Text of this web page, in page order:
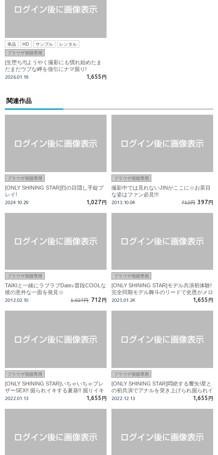
単品 HD サンプル
レンタル
ブラウザ視聴専用
[生堕ち!!]ようやく撮影にも慣れ始めたま
だまだウブな岬を強引にナマ掘り!
2026.01.19 1,655 円
関連作品
ブラウザ視聴専用
[ONLY SHINING STAR]烈の目隠し手錠プ
レイ!
2024.10.29 1,027 円
ブラウザ視聴専用
撮影中では見れないJINがここに☆お茶目
な姿はファン必見!!!
2013.10.04 712円 397 円
ブラウザ視聴専用
TAIKIと一緒にラブラブDate♪普段COOLな
彼の意外な一面を発見☆
2012.02.10 1,027円 712 円
ブラウザ視聴専用
[ONLY SHINING STAR]モデル共演初体験!
完全同期モデル舞斗のリードで史恩がメロ
メロに!
2025.01.24 1,655 円
ブラウザ視聴専用
[ONLY SHINING STAR]いちゃいちゃブレ
ザーSEX!! 掘られイキする夏葵!! 掘りイキ
する智暉!!
2022.01.13 1,655 円
ブラウザ視聴専用
[ONLY SHINING STAR]悶絶する響矢!星と
の初共演でアナルを突き上げられ掘られイ
キ!
2022.12.13 1,655 円